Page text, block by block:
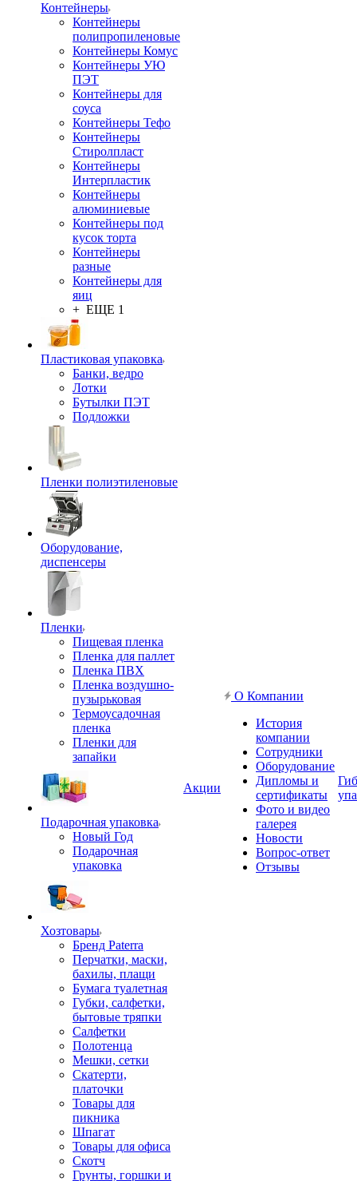
Контейнеры
Контейнеры
полипропиленовые
Контейнеры Комус
Контейнеры УЮ
ПЭТ
Контейнеры для
соуса
Контейнеры Тефо
Контейнеры
Стиролпласт
Контейнеры
Интерпластик
Контейнеры
алюминиевые
Контейнеры под
кусок торта
Контейнеры
разные
Контейнеры для
яиц
+ ЕЩЕ 1
Пластиковая упаковка
Банки, ведро
Лотки
Бутылки ПЭТ
Подложки
Пленки полиэтиленовые
Оборудование,
диспенсеры
Пленки
Пищевая пленка
Пленка для паллет
Пленка ПВХ
Пленка воздушно-
пузырьковая
Термоусадочная
пленка
Пленки для
запайки
Подарочная упаковка
Новый Год
Подарочная
упаковка
Хозтовары
Бренд Paterra
Перчатки, маски,
бахилы, плащи
Бумага туалетная
Губки, салфетки,
бытовые тряпки
Салфетки
Полотенца
Мешки, сетки
Скатерти,
платочки
Товары для
пикника
Шпагат
Товары для офиса
Скотч
Грунты, горшки и
Акции
О Компании
История
компании
Сотрудники
Оборудование
Дипломы и
сертификаты
Фото и видео
галерея
Новости
Вопрос-ответ
Отзывы